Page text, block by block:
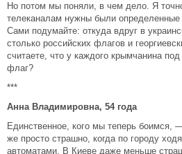
Но потом мы поняли, в чем дело. Я
телеканалам нужны были
Сами подумайте: откуда вдруг в
столько российских флагов и
считаете, что у каждого крымчанина
флаг?
***
Анна Владимировна, 54 года
Единственное, кого мы теперь боимся,
же просто страшно, когда по городу
автоматами. В Киеве даже меньше